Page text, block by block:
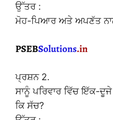
ਉੱਤਰ :
ਮੋਹ-ਪਿਆਰ ਅਤੇ ਅਪਣੱਤ ਨਾਲ
ਪ੍ਰਸ਼ਨ 2.
ਸਾਨੂੰ ਪਰਿਵਾਰ ਵਿੱਚ ਇੱਕ-ਦੂਜੇ
ਕਿ ਸੱਚ?